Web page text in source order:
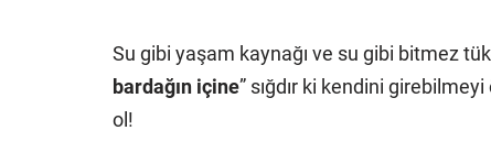
Su gibi yaşam kaynağı ve su gibi bitmez
bardağın içine” sığdır ki kendini
ol!